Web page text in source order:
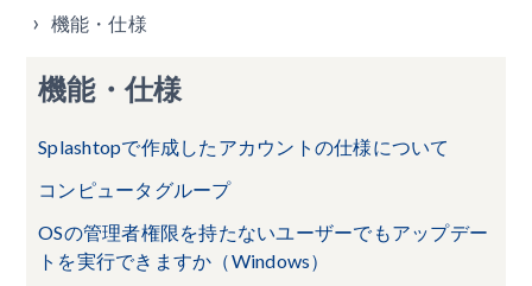
機能・仕様
機能・仕様
Splashtopで作成したアカウントの仕様について
コンピュータグループ
OSの管理者権限を持たないユーザーでもアップデー
トを実行できますか（Windows）